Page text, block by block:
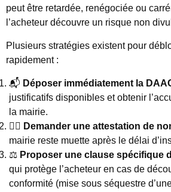
peut être retardée, renégociée ou
l’acheteur découvre un risque non
Plusieurs stratégies existent pour
rapidement :
📬 Déposer immédiatement la
justificatifs disponibles et obtenir
la mairie.
🕵️‍♂️ Demander une attestation de
mairie reste muette après le délai
⚖️ Proposer une clause spécifique
qui protège l’acheteur en cas de
conformité (mise sous séquestre